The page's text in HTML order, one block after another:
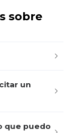
sobre
un
que puedo